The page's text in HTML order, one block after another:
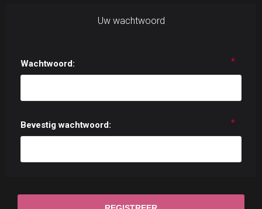
Uw wachtwoord
Wachtwoord: *
Bevestig wachtwoord: *